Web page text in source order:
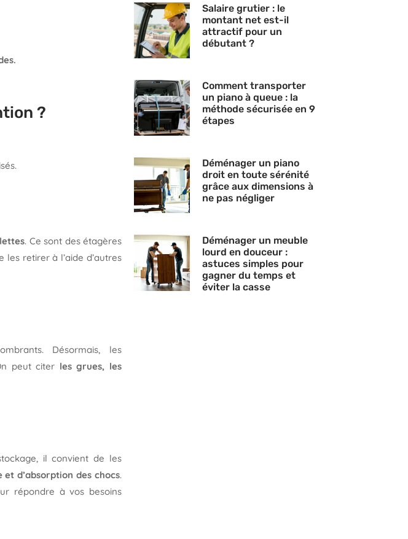
Salaire grutier : le
montant net est-il
attractif pour un
débutant ?
Comment transporter
un piano à queue : la
méthode sécurisée en 9
étapes
Déménager un piano
droit en toute sérénité
grâce aux dimensions à
ne pas négliger
Déménager un meuble
lourd en douceur :
astuces simples pour
gagner du temps et
éviter la casse
?
. Ce sont des étagères
retirer à l’aide d’autres
Désormais, les
peut citer les grues, les
il convient de les
d’absorption des chocs.
répondre à vos besoins